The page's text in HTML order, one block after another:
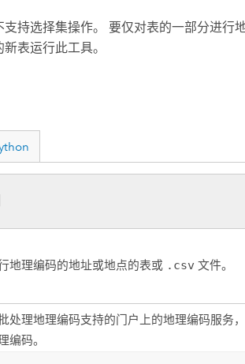
支持选择集操作。 要仅对表的一部分进行
表运行此工具。
地理编码的地址或地点的表或 .csv 文件。
处理地理编码支持的门户上的地理编码服务
编码。